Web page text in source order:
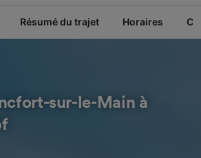
Résumé du trajet Horaires
sur-le-Main à